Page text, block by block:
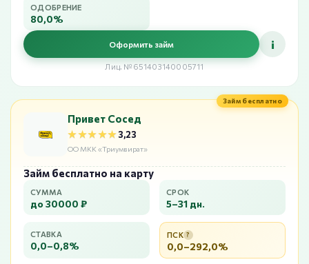
ОДОБРЕНИЕ
80,0%
Оформить займ i
Лиц. №651403140005711
Займ бесплатно
Привет Сосед
★★★★★
★★★★★3,23
ОО МКК «Триумвират»
Займ бесплатно на карту
СУММА
до 30000 ₽
СРОК
5–31 дн.
СТАВКА
0,0–0,8%
ПСК ?
0,0–292,0%